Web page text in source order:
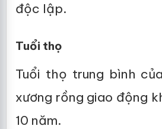
độc lập.
Tuổi thọ
Tuổi thọ trung bình
xương rồng giao động
10 năm.